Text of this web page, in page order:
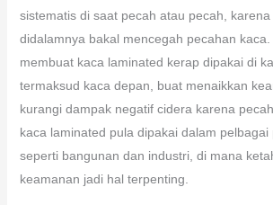
sistematis di saat pecah atau pecah,
didalamnya bakal mencegah pecahan kaca.
membuat kaca laminated kerap dipakai di
termaksud kaca depan, buat menaikkan
kurangi dampak negatif cidera karena
kaca laminated pula dipakai dalam pelbagai
seperti bangunan dan industri, di mana
keamanan jadi hal terpenting.